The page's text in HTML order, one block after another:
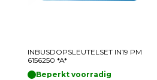
INBUSDOPSLEUTELSET IN19 PM
6156250 *A*
Beperkt voorradig